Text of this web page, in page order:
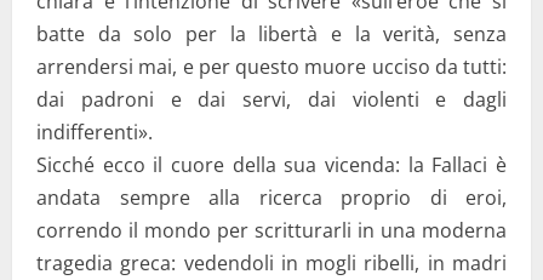
batte da solo per la libertà e la verità, senza
arrendersi mai, e per questo muore ucciso da tutti:
dai padroni e dai servi, dai violenti e dagli
indifferenti».
Sicché ecco il cuore della sua vicenda: la Fallaci è
andata sempre alla ricerca proprio di eroi,
correndo il mondo per scritturarli in una moderna
tragedia greca: vedendoli in mogli ribelli, in madri